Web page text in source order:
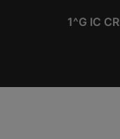
1^G IC